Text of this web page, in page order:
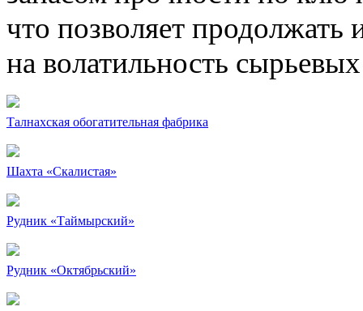
что позволяет продолжать
на волатильность
Талнахская обогатительная фабрика
Шахта «Скалистая»
Рудник «Таймырский»
Рудник «Октябрьский»